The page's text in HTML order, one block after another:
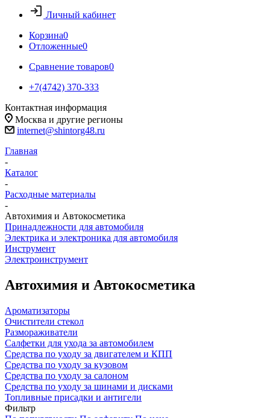
Личный кабинет
Корзина0
Отложенные0
Сравнение товаров0
+7(4742) 370-333
Контактная информация
Москва и другие регионы
internet@shintorg48.ru
Главная
-
Каталог
-
Расходные материалы
-
Автохимия и Автокосметика
Принадлежности для автомобиля
Электрика и электроника для автомобиля
Инструмент
Электроинструмент
Автохимия и Автокосметика
Ароматизаторы
Очистители стекол
Размораживатели
Салфетки для ухода за автомобилем
Средства по уходу за двигателем и КПП
Средства по уходу за кузовом
Средства по уходу за салоном
Средства по уходу за шинами и дисками
Топливные присадки и антигели
Фильтр